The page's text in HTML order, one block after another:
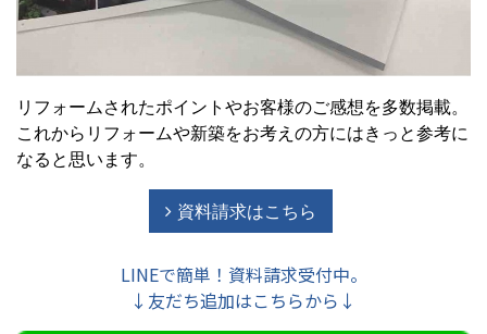
リフォームされたポイントやお客様のご感想を多数掲載。
これからリフォームや新築をお考えの方にはきっと参考に
なると思います。
資料請求はこちら
LINEで簡単！資料請求受付中。
↓友だち追加はこちらから↓